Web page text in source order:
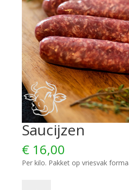
Saucijzen
€16,00
Per kilo. Pakket op vriesvak